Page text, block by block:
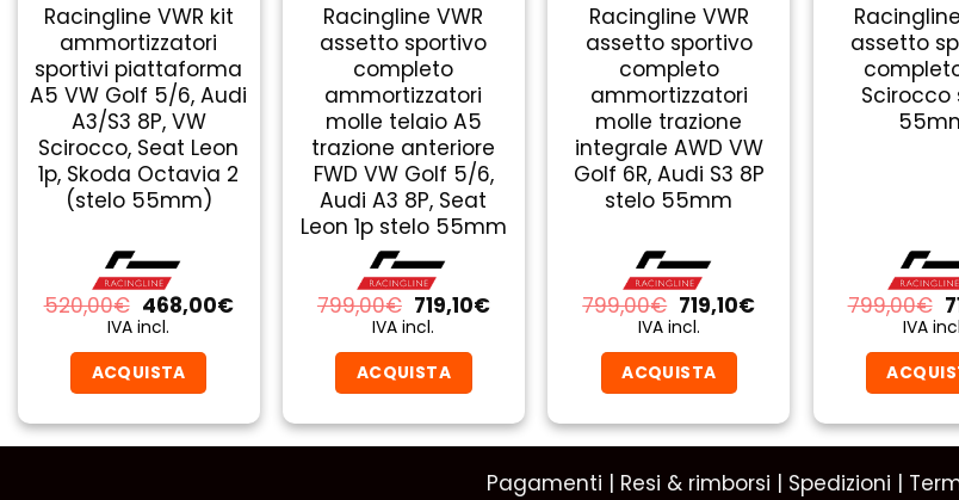
Racingline VWR kit
ammortizzatori
sportivi piattaforma
A5 VW Golf 5/6, Audi
A3/S3 8P, VW
Scirocco, Seat Leon
1p, Skoda Octavia 2
(stelo 55mm)
520,00€ Il
prezzo
era:
520,00€.
468,00€Il
IVA incl.
ACQUISTA
Racingline VWR
assetto sportivo
completo
ammortizzatori
molle telaio A5
trazione anteriore
FWD VW Golf 5/6,
Audi A3 8P, Seat
Leon 1p stelo 55mm
799,00€ Il
prezzo
era:
799,00€.
719,10€Il
IVA incl.
ACQUISTA
Racingline VWR
assetto sportivo
completo
ammortizzatori
molle trazione
integrale AWD VW
Golf 6R, Audi S3 8P
stelo 55mm
799,00€ Il
prezzo
era:
799,00€.
719,10€Il
IVA incl.
ACQUISTA
assetto
Scirocco
799,00€ Il
IVA
Pagamenti | Resi & rimborsi | Spedizioni |